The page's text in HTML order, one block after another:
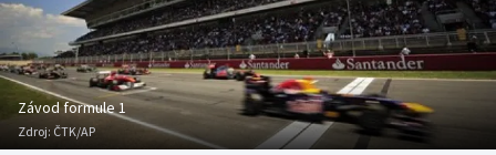
Americký fotbal
Baseball a softbal
Basketbal
NEPŘEHLÉDNĚTE
Soutěže
Historické návraty
Závod formule 1
Zdroj: ČTK/AP